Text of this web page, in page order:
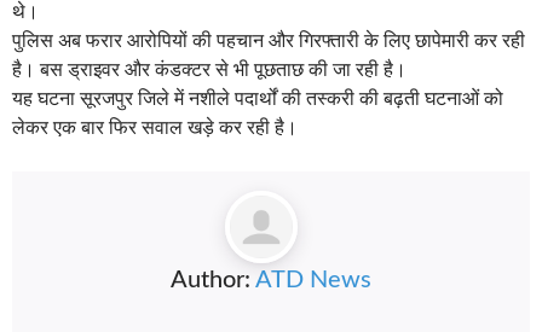
थे।
पुलिस अब फरार आरोपियों की पहचान और गिरफ्तारी के लिए छापेमारी कर रही
है। बस ड्राइवर और कंडक्टर से भी पूछताछ की जा रही है।
यह घटना सूरजपुर जिले में नशीले पदार्थों की तस्करी की बढ़ती घटनाओं को
लेकर एक बार फिर सवाल खड़े कर रही है।
Author: ATD News